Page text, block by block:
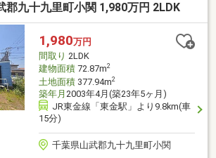
郡九十九里町小関 1,980万円 2LDK
1,980万円
間取り 2LDK
建物面積72.87m2
土地面積377.94m2
築年月 2003年4月(築23年5ヶ月)
JR東金線「東金駅」より9.8km(車
15分)
千葉県山武郡九十九里町小関